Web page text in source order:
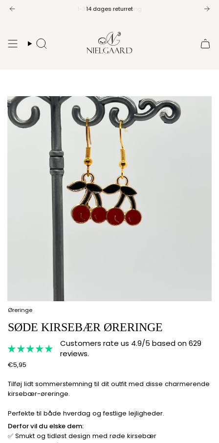
Spring
14 dages returret
Søg
Øreringe
SØDE KIRSEBÆR ØRERINGE
Customers rate us 4.9/5 based on 629
reviews.
€5,95
Tilføj lidt sommerstemning til dit outfit med disse charmerende
kirsebær-øreringe.
Perfekte til både hverdag og festlige lejligheder.
Derfor vil du elske dem:
✅ Smukt og tidløst design med røde kirsebær